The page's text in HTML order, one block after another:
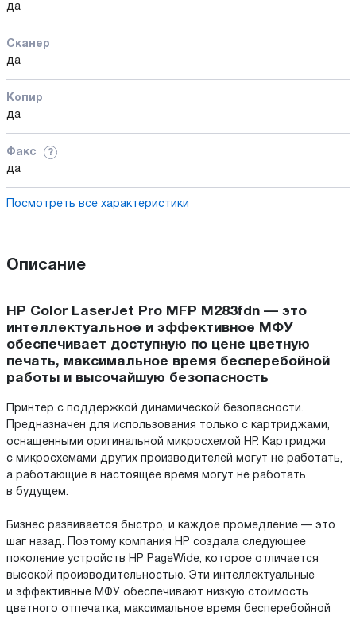
да
Сканер
да
Копир
да
Факс ?
да
Посмотреть все характеристики
Описание
HP Color LaserJet Pro MFP M283fdn — это
интеллектуальное и эффективное МФУ
обеспечивает доступную по цене цветную
печать, максимальное время бесперебойной
работы и высочайшую безопасность
Принтер с поддержкой динамической безопасности.
Предназначен для использования только с картриджами,
оснащенными оригинальной микросхемой HP. Картриджи
с микросхемами других производителей могут не работать,
а работающие в настоящее время могут не работать
в будущем.
Бизнес развивается быстро, и каждое промедление — это
шаг назад. Поэтому компания HP создала следующее
поколение устройств HP PageWide, которое отличается
высокой производительностью. Эти интеллектуальные
и эффективные МФУ обеспечивают низкую стоимость
цветного отпечатка, максимальное время бесперебойной